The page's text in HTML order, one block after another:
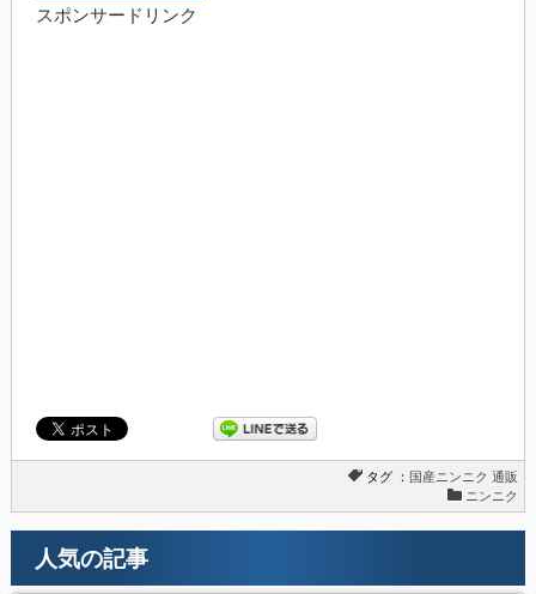
スポンサードリンク
タグ ： 国産ニンニク 通販
ニンニク
人気の記事